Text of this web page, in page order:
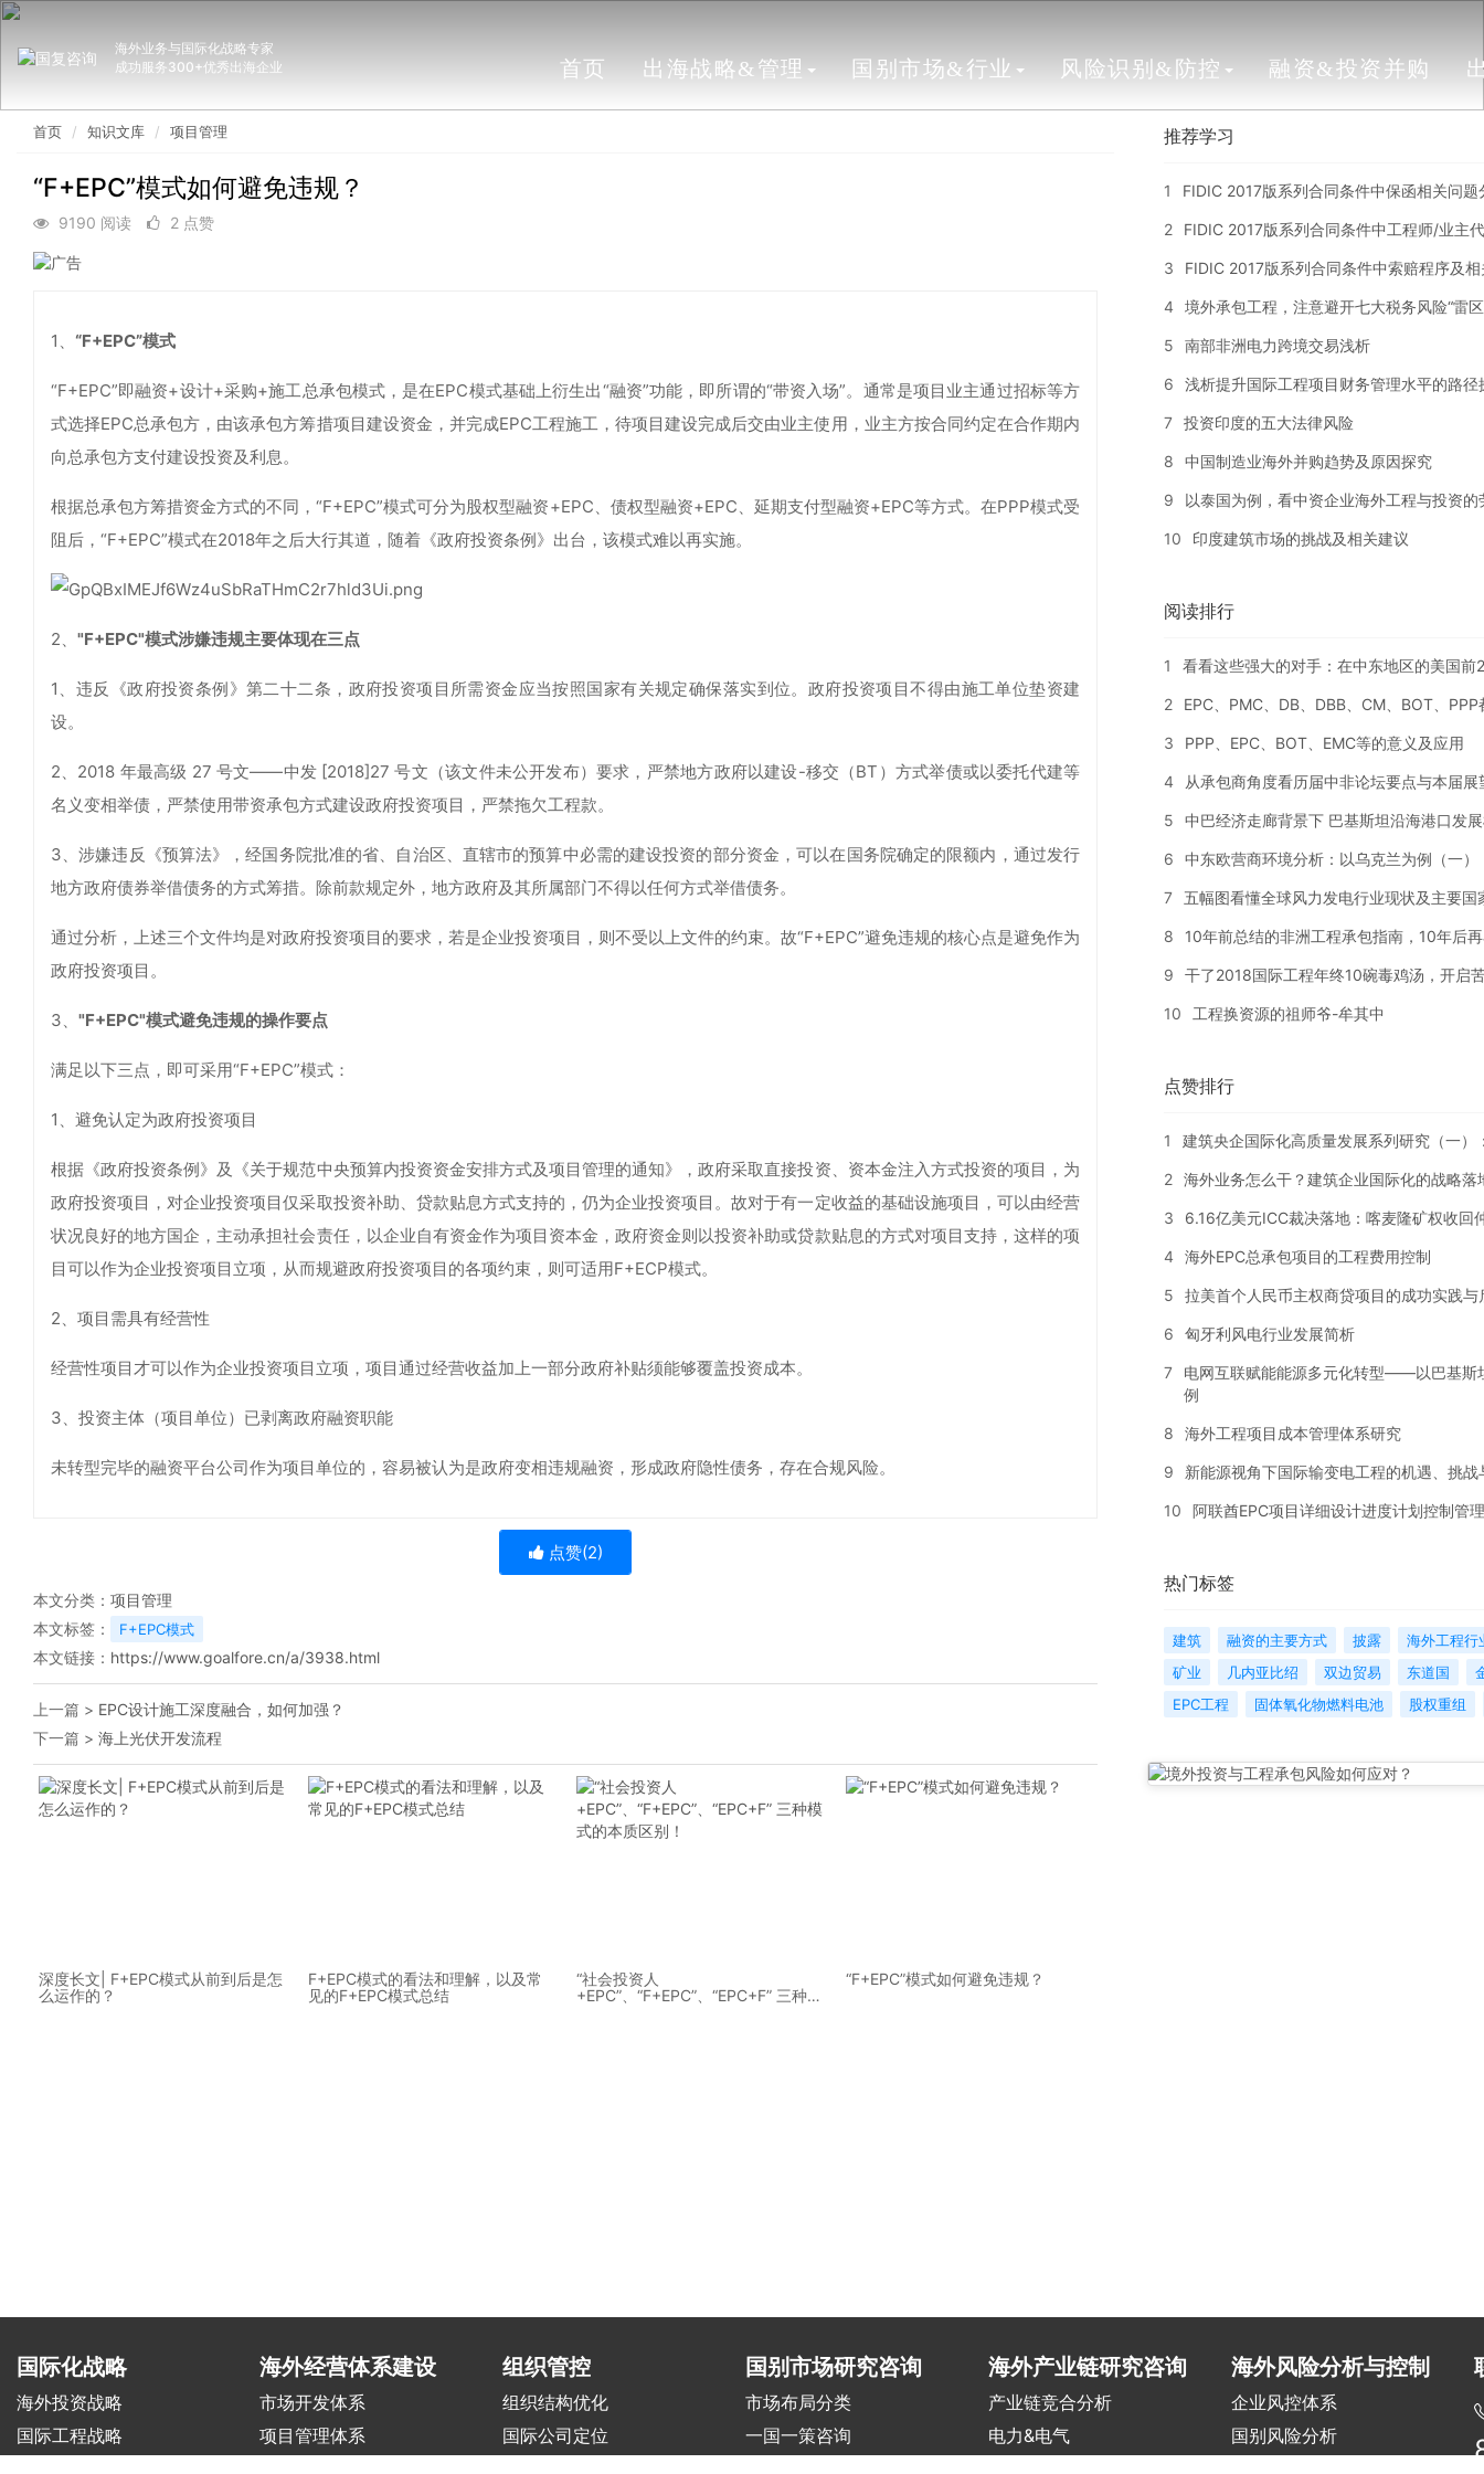
海外业务与国际化战略专家
成功服务300+优秀出海企业
首页 出海战略&管理 国别市场&行业 风险识别&防控 融资&投资并购
首页 知识文库 项目管理
“F+EPC”模式如何避免违规？
9190 阅读 2 点赞
1、 “F+EPC”模式
“F+EPC”即融资+设计+采购+施工总承包模式，是在EPC模式基础上衍生出“融资”功能，即所谓的“带资入场”。通常是项目业主通过招标等方
式选择EPC总承包方，由该承包方筹措项目建设资金，并完成EPC工程施工，待项目建设完成后交由业主使用，业主方按合同约定在合作期内
向总承包方支付建设投资及利息。
根据总承包方筹措资金方式的不同，“F+EPC”模式可分为股权型融资+EPC、债权型融资+EPC、延期支付型融资+EPC等方式。在PPP模式受
阻后，“F+EPC”模式在2018年之后大行其道，随着《政府投资条例》出台，该模式难以再实施。
2、 "F+EPC"模式涉嫌违规主要体现在三点
1、违反《政府投资条例》第二十二条，政府投资项目所需资金应当按照国家有关规定确保落实到位。政府投资项目不得由施工单位垫资建
设。
2、2018 年最高级 27 号文——中发 [2018]27 号文（该文件未公开发布）要求，严禁地方政府以建设-移交（BT）方式举债或以委托代建等
名义变相举债，严禁使用带资承包方式建设政府投资项目，严禁拖欠工程款。
3、涉嫌违反《预算法》，经国务院批准的省、自治区、直辖市的预算中必需的建设投资的部分资金，可以在国务院确定的限额内，通过发行
地方政府债券举借债务的方式筹措。除前款规定外，地方政府及其所属部门不得以任何方式举借债务。
通过分析，上述三个文件均是对政府投资项目的要求，若是企业投资项目，则不受以上文件的约束。故“F+EPC”避免违规的核心点是避免作为
政府投资项目。
3、 "F+EPC"模式避免违规的操作要点
满足以下三点，即可采用“F+EPC”模式：
1、避免认定为政府投资项目
根据《政府投资条例》及《关于规范中央预算内投资资金安排方式及项目管理的通知》，政府采取直接投资、资本金注入方式投资的项目，为
政府投资项目，对企业投资项目仅采取投资补助、贷款贴息方式支持的，仍为企业投资项目。故对于有一定收益的基础设施项目，可以由经营
状况良好的地方国企，主动承担社会责任，以企业自有资金作为项目资本金，政府资金则以投资补助或贷款贴息的方式对项目支持，这样的项
目可以作为企业投资项目立项，从而规避政府投资项目的各项约束，则可适用F+ECP模式。
2、项目需具有经营性
经营性项目才可以作为企业投资项目立项，项目通过经营收益加上一部分政府补贴须能够覆盖投资成本。
3、投资主体（项目单位）已剥离政府融资职能
未转型完毕的融资平台公司作为项目单位的，容易被认为是政府变相违规融资，形成政府隐性债务，存在合规风险。
点赞(2)
本文分类： 项目管理
本文标签：
F+EPC模式
本文链接： https://www.goalfore.cn/a/3938.html
上一篇 > EPC设计施工深度融合，如何加强？
下一篇 > 海上光伏开发流程
深度长文| F+EPC模式从前到后是怎
么运作的？
F+EPC模式的看法和理解，以及常
见的F+EPC模式总结
“社会投资人
+EPC”、“F+EPC”、“EPC+F” 三种模
“F+EPC”模式如何避免违规？
推荐学习
1 FIDIC 2017版系列合同条件中保函相关问题
2 FIDIC 2017版系列合同条件中工程师/业主
3 FIDIC 2017版系列合同条件中索赔程序及
4 境外承包工程，注意避开七大税务风险“雷区
5 南部非洲电力跨境交易浅析
6 浅析提升国际工程项目财务管理水平的路径
7 投资印度的五大法律风险
8 中国制造业海外并购趋势及原因探究
9 以泰国为例，看中资企业海外工程与投资
10 印度建筑市场的挑战及相关建议
阅读排行
1 看看这些强大的对手：在中东地区的美国前
2 EPC、PMC、DB、DBB、CM、BOT、PPP
3 PPP、EPC、BOT、EMC等的意义及应用
4 从承包商角度看历届中非论坛要点与本届展
5 中巴经济走廊背景下 巴基斯坦沿海港口发
6 中东欧营商环境分析：以乌克兰为例（一）
7 五幅图看懂全球风力发电行业现状及主要国
8 10年前总结的非洲工程承包指南，10年后
9 干了2018国际工程年终10碗毒鸡汤，开启
10 工程换资源的祖师爷-牟其中
点赞排行
1 建筑央企国际化高质量发展系列研究（一）
2 海外业务怎么干？建筑企业国际化的战略落
3 6.16亿美元ICC裁决落地：喀麦隆矿权收回
4 海外EPC总承包项目的工程费用控制
5 拉美首个人民币主权商贷项目的成功实践与
6 匈牙利风电行业发展简析
7
电网互联赋能能源多元化转型——以巴基斯
例
8 海外工程项目成本管理体系研究
9 新能源视角下国际输变电工程的机遇、挑战
10 阿联酋EPC项目详细设计进度计划控制管
热门标签
建筑 融资的主要方式 披露
海外工程行
矿业
几内亚比绍 双边贸易 东道国
EPC工程
固体氧化物燃料电池 股权重组
国际化战略
海外投资战略
国际工程战略
海外经营体系建设
市场开发体系
项目管理体系
组织管控
组织结构优化
国际公司定位
国别市场研究咨询
市场布局分类
一国一策咨询
海外产业链研究咨询
产业链竞合分析
电力&电气
海外风险分析与控制
企业风控体系
国别风险分析